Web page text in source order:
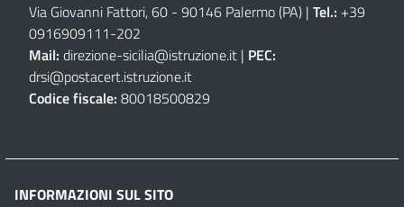
Via Giovanni Fattori, 60 - 90146 Palermo (PA) | Tel.: +39
0916909111-202
Mail: direzione-sicilia@istruzione.it | PEC:
drsi@postacert.istruzione.it
Codice fiscale: 80018500829
INFORMAZIONI SUL SITO